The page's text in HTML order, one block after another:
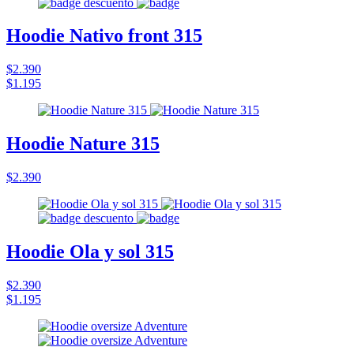
Hoodie Nativo front 315
$2.390
$1.195
Hoodie Nature 315
$2.390
Hoodie Ola y sol 315
$2.390
$1.195